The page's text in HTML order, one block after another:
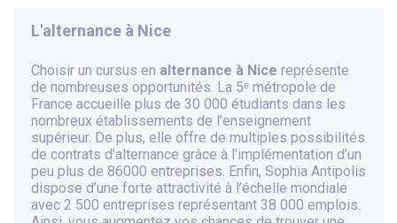
L'alternance à Nice
Choisir un cursus en alternance à Nice représente
de nombreuses opportunités. La 5ᵉ métropole de
France accueille plus de 30 000 étudiants dans les
nombreux établissements de l’enseignement
supérieur. De plus, elle offre de multiples possibilités
de contrats d’alternance grâce à l’implémentation d’un
peu plus de 86000 entreprises. Enfin, Sophia Antipolis
dispose d’une forte attractivité à l’échelle mondiale
avec 2 500 entreprises représentant 38 000 emplois.